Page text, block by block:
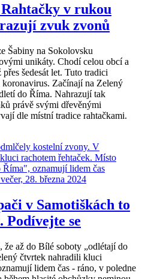
v rukou
zvuk zvonů
Šabiny na Sokolovsku
unikáty. Chodí celou obcí a
šedesát let. Tuto tradici
Začínají na Zelený
do Říma. Nahrazují tak
právě svými dřevěnými
dle místní tradice rahtačkami.
v Samotiškách to
Podívejte se
až do Bílé soboty „odlétají do
čtvrtek nahradili kluci
lidem čas - ráno, v poledne